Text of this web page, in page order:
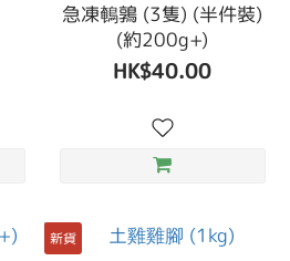
急凍鵪鶉 (3隻) (半件裝)
(約200g+)
HK$40.00
新貨